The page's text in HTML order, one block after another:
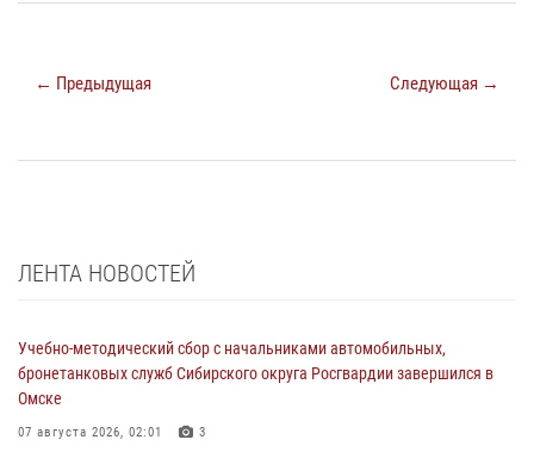
← Предыдущая Следующая →
ЛЕНТА НОВОСТЕЙ
Учебно-методический сбор с начальниками автомобильных,
бронетанковых служб Сибирского округа Росгвардии завершился в
Омске
07 августа 2026, 02:01 3